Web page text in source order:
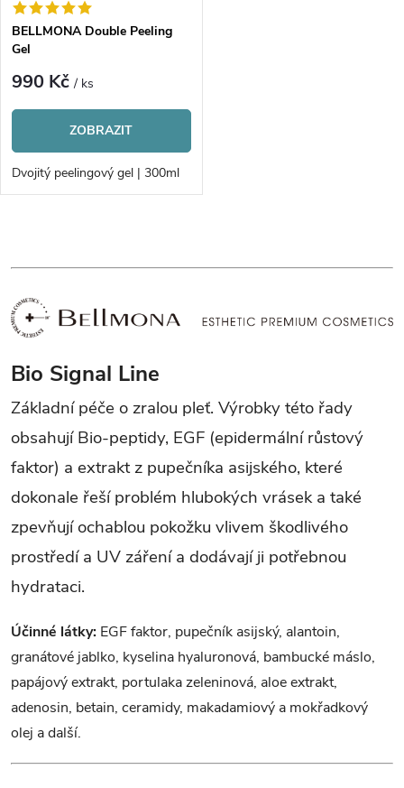
BELLMONA Double Peeling
Gel
990 Kč/ ks
ZOBRAZIT
Dvojitý peelingový gel | 300ml
l
á
d
a
c
í
p
r
k
y
v
ý
Bio Signal Line
Základní péče o zralou pleť. Výrobky této řady
obsahují Bio-peptidy, EGF (epidermální růstový
faktor) a extrakt z pupečníka asijského, které
dokonale řeší problém hlubokých vrásek a také
zpevňují ochablou pokožku vlivem škodlivého
prostředí a UV záření a dodávají ji potřebnou
hydrataci.
Účinné látky: EGF faktor, pupečník asijský, alantoin,
granátové jablko, kyselina hyaluronová, bambucké máslo,
papájový extrakt, portulaka zeleninová, aloe extrakt,
adenosin, betain, ceramidy, makadamiový a mokřadkový
olej a další.